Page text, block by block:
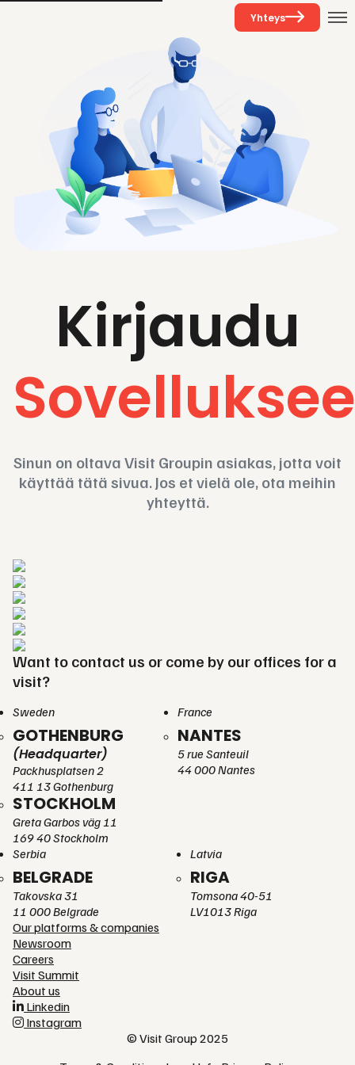
Yhteys
Kirjaudu
Sinun on oltava Visit Groupin asiakas, jotta voit
käyttää tätä sivua. Jos et vielä ole, ota meihin
yhteyttä.
Want to contact us or come by our offices for a
visit?
Sweden
GOTHENBURG
(Headquarter)
Packhusplatsen 2
411 13 Gothenburg
STOCKHOLM
Greta Garbos väg 11
169 40 Stockholm
France
NANTES
5 rue Santeuil
44 000 Nantes
Serbia
BELGRADE
Takovska 31
11 000 Belgrade
Latvia
RIGA
Tomsona 40-51
LV1013 Riga
Our platforms & companies
Newsroom
Careers
Visit Summit
About us
Linkedin
Instagram
© Visit Group 2025